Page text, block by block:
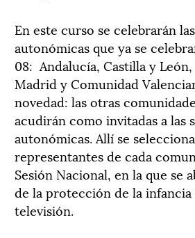
En este curso se celebrarán
autonómicas que ya se
08: Andalucía, Castilla y
Madrid y Comunidad
novedad: las otras
acudirán como invitadas a las
autonómicas. Allí se
representantes de cada
Sesión Nacional, en la que se
de la protección de la
televisión.